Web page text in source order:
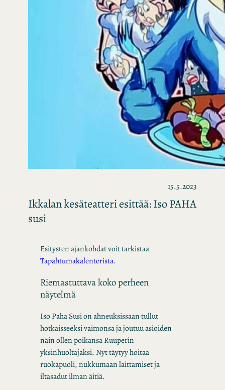
15.5.2023
Ikkalan kesäteatteri esittää: Iso PAHA
susi
Esitysten ajankohdat voit tarkistaa
Tapahtumakalenterista.
Riemastuttava koko perheen
näytelmä
Iso Paha Susi on ahneuksissaan tullut
hotkaisseeksi vaimonsa ja joutuu asioiden
näin ollen poikansa Ruuperin
yksinhuoltajaksi. Nyt täytyy hoitaa
ruokapuoli, nukkumaan laittamiset ja
iltasadut ilman äitiä.